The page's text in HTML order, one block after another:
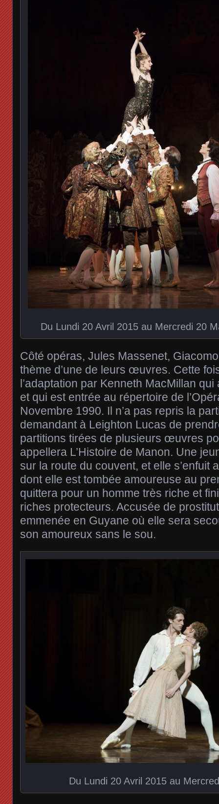
Du Lundi 20 Avril 2015 au Mercredi 20
Côté opéras, Jules Massenet,
thème d’une de leurs œuvres. Cette
l’adaptation par Kenneth MacMillan
et qui est entrée au répertoire de
Novembre 1990. Il n’a pas repris la
demandant à Leighton Lucas de
partitions tirées de plusieurs œuvres
appellera L’Histoire de Manon. Une
sur la route du couvent, et elle s’enfuit
dont elle est tombée amoureuse au
quittera pour un homme très riche et
riches protecteurs. Accusée de
emmenée en Guyane où elle sera
son amoureux sans le sou.
Du Lundi 20 Avril 2015 au